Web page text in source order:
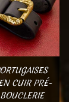
CUIR PRÉ-